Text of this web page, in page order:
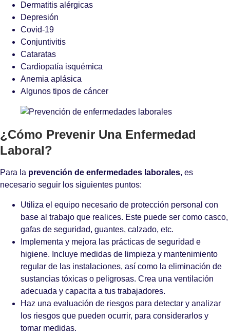
Dermatitis alérgicas
Depresión
Covid-19
Conjuntivitis
Cataratas
Cardiopatía isquémica
Anemia aplásica
Algunos tipos de cáncer
¿Cómo Prevenir Una Enfermedad
Laboral?
Para la prevención de enfermedades laborales, es
necesario seguir los siguientes puntos:
Utiliza el equipo necesario de protección personal con
base al trabajo que realices. Este puede ser como casco,
gafas de seguridad, guantes, calzado, etc.
Implementa y mejora las prácticas de seguridad e
higiene. Incluye medidas de limpieza y mantenimiento
regular de las instalaciones, así como la eliminación de
sustancias tóxicas o peligrosas. Crea una ventilación
adecuada y capacita a tus trabajadores.
Haz una evaluación de riesgos para detectar y analizar
los riesgos que pueden ocurrir, para considerarlos y
tomar medidas.